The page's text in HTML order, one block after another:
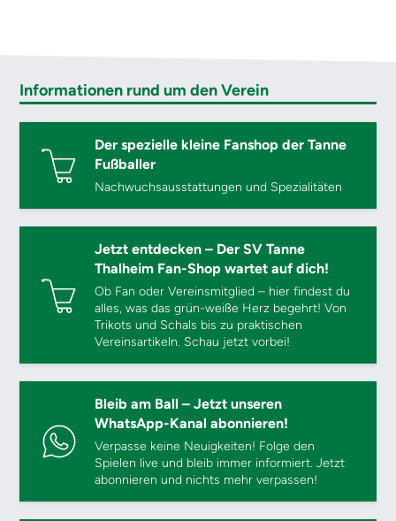
Informationen rund um den Verein
Der spezielle kleine Fanshop der Tanne
Fußballer
Nachwuchsausstattungen und Spezialitäten
Jetzt entdecken – Der SV Tanne
Thalheim Fan-Shop wartet auf dich!
Ob Fan oder Vereinsmitglied – hier findest du
alles, was das grün-weiße Herz begehrt! Von
Trikots und Schals bis zu praktischen
Vereinsartikeln. Schau jetzt vorbei!
Bleib am Ball – Jetzt unseren
WhatsApp-Kanal abonnieren!
Verpasse keine Neuigkeiten! Folge den
Spielen live und bleib immer informiert. Jetzt
abonnieren und nichts mehr verpassen!